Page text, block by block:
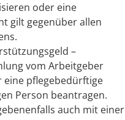
oder eine
gilt gegenüber allen
–
vom Arbeitgeber
eine pflegebedürftige
Person beantragen.
auch mit einer